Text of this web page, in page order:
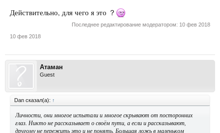
Действительно, для чего я это ？
Последнее редактирование модератором: 10 фев 2018
10 фев 2018
Атаман
Guest
Dan сказал(а): ↑
Личности, они многое испытали и многое скрывают от посторонних
глаз. Никто не рассказывает о своём пути, а если и рассказывают,
другому не пережить это и не понять. Большая ложь в маленьком